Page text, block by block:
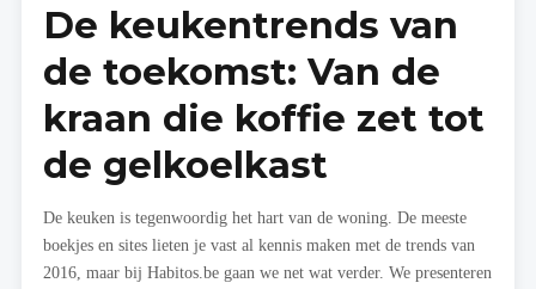
De keukentrends van
de toekomst: Van de
kraan die koffie zet tot
de gelkoelkast
De keuken is tegenwoordig het hart van de woning. De meeste
boekjes en sites lieten je vast al kennis maken met de trends van
2016, maar bij Habitos.be gaan we net wat verder. We presenteren